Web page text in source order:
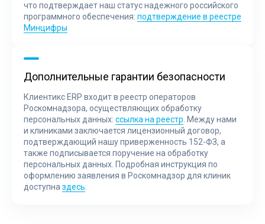
что подтверждает наш статус надежного российского
программного обеспечения: подтверждение в реестре
Минцифры
Дополнительные гарантии безопасности
Клиентикс ERP входит в реестр операторов
Роскомнадзора, осуществляющих обработку
персональных данных: ссылка на реестр . Между нами
и клиниками заключается лицензионный договор,
подтверждающий нашу приверженность 152-ФЗ, а
также подписывается поручение на обработку
персональных данных. Подробная инструкция по
оформлению заявления в Роскомнадзор для клиник
доступна здесь